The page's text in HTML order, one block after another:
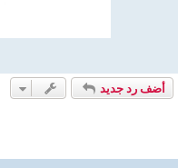
أضف رد جديد